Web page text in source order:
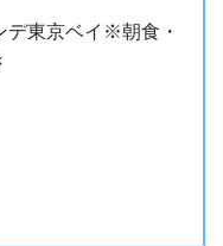
デ東京ベイ※朝食・